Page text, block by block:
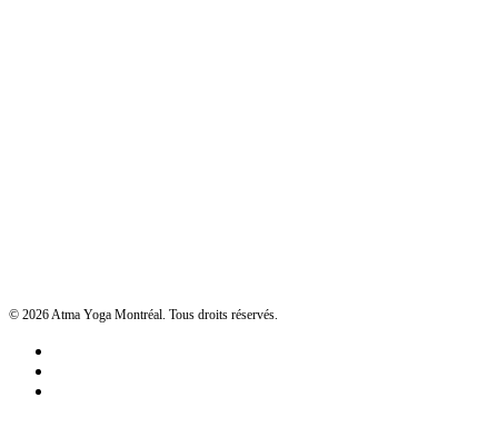
© 2026 Atma Yoga Montréal. Tous droits réservés.